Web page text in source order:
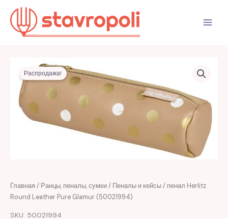
Перейти
содержимому
Распродажа!
Главная / Ранцы, пеналы, сумки/ Пеналы и кейсы/ пенал Herlitz
Round Leather Pure Glamur (50021994)
SKU: 50021994
Первоначальная
цена
Текущая
цена: